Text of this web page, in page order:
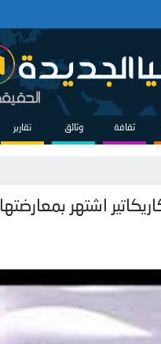
ثقافة وثائق تقارير
اشتهر بمعارضتها